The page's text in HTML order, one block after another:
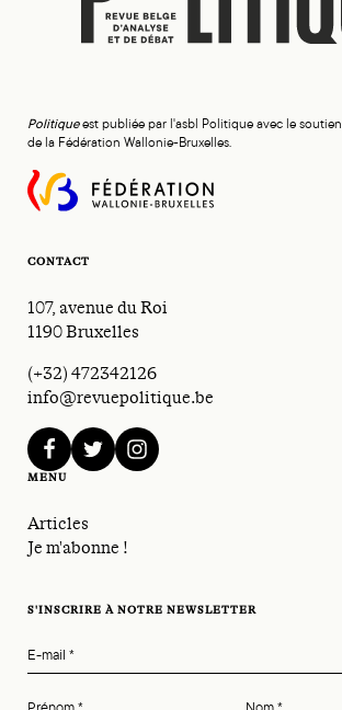
Politiqueest publiée par l'asbl Politique avec le soutien
de la Fédération Wallonie-Bruxelles.
CONTACT
107, avenue du Roi
1190 Bruxelles
(+32) 472342126
info@revuepolitique.be
facebooktwitterinstagram
MENU
Articles
Je m'abonne !
S'INSCRIRE À NOTRE NEWSLETTER
E-mail *